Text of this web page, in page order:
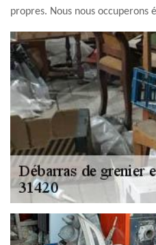
propres. Nous nous occuperons